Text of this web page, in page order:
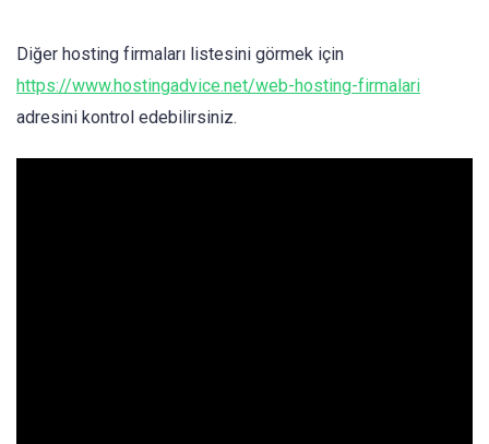
Diğer hosting firmaları listesini görmek için
https://www.hostingadvice.net/web-hosting-firmalari
adresini kontrol edebilirsiniz.